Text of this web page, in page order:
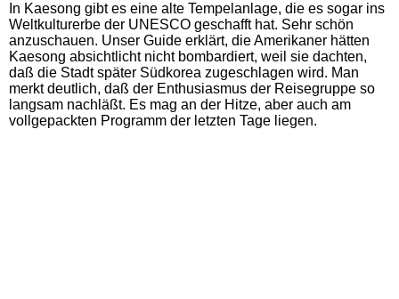
In Kaesong gibt es eine alte Tempelanlage, die es sogar ins
Weltkulturerbe der UNESCO geschafft hat. Sehr schön
anzuschauen. Unser Guide erklärt, die Amerikaner hätten
Kaesong absichtlicht nicht bombardiert, weil sie dachten,
daß die Stadt später Südkorea zugeschlagen wird. Man
merkt deutlich, daß der Enthusiasmus der Reisegruppe so
langsam nachläßt. Es mag an der Hitze, aber auch am
vollgepackten Programm der letzten Tage liegen.